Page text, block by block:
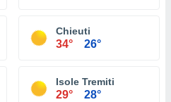
Chieuti
34° 26°
Isole Tremiti
29° 28°